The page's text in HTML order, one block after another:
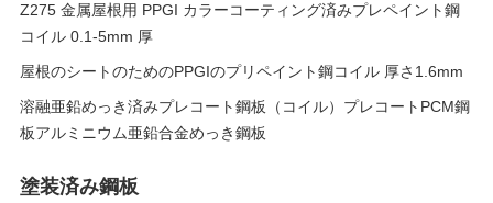
Z275 金属屋根用 PPGI カラーコーティング済みプレペイント鋼
コイル 0.1-5mm 厚
屋根のシートのためのPPGIのプリペイント鋼コイル 厚さ1.6mm
溶融亜鉛めっき済みプレコート鋼板（コイル）プレコートPCM鋼
板アルミニウム亜鉛合金めっき鋼板
塗装済み鋼板